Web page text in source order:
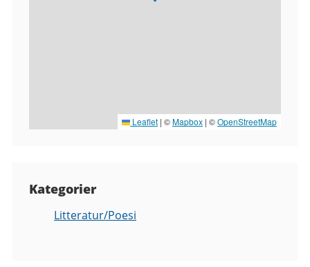
Leaflet | ©Mapbox | ©OpenStreetMap
Kategorier
Litteratur/Poesi